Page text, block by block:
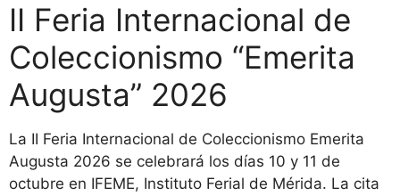
II Feria Internacional de
Coleccionismo “Emerita
Augusta” 2026
La II Feria Internacional de Coleccionismo Emerita
Augusta 2026 se celebrará los días 10 y 11 de
octubre en IFEME, Instituto Ferial de Mérida. La cita